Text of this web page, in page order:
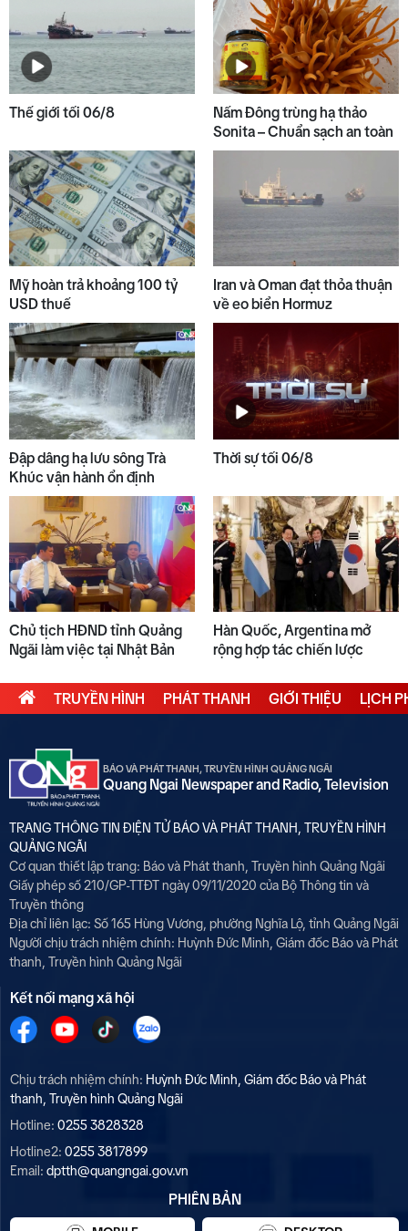
Thế giới tối 06/8
Nấm Đông trùng hạ thảo
Sonita – Chuẩn sạch an toàn
Mỹ hoàn trả khoảng 100 tỷ
USD thuế
Iran và Oman đạt thỏa thuận
về eo biển Hormuz
Đập dâng hạ lưu sông Trà
Khúc vận hành ổn định
Thời sự tối 06/8
Chủ tịch HĐND tỉnh Quảng
Ngãi làm việc tại Nhật Bản
Hàn Quốc, Argentina mở
rộng hợp tác chiến lược
TRUYỀN HÌNH PHÁT THANH GIỚI THIỆU LỊCH
BÁO VÀ PHÁT THANH, TRUYỀN HÌNH QUẢNG NGÃI
Quang Ngai Newspaper and Radio, Television
TRANG THÔNG TIN ĐIỆN TỬ BÁO VÀ PHÁT THANH, TRUYỀN HÌNH
QUẢNG NGÃI
Cơ quan thiết lập trang: Báo và Phát thanh, Truyền hình Quảng Ngãi
Giấy phép số 210/GP-TTĐT ngày 09/11/2020 của Bộ Thông tin và
Truyền thông
Địa chỉ liên lạc: Số 165 Hùng Vương, phường Nghĩa Lộ, tỉnh Quảng Ngãi
Người chịu trách nhiệm chính: Huỳnh Đức Minh, Giám đốc Báo và Phát
thanh, Truyền hình Quảng Ngãi
Kết nối mạng xã hội
Chịu trách nhiệm chính: Huỳnh Đức Minh, Giám đốc Báo và Phát
thanh, Truyền hình Quảng Ngãi
Hotline: 0255 3828328
Hotline2: 0255 3817899
Email: dptth@quangngai.gov.vn
PHIÊN BẢN